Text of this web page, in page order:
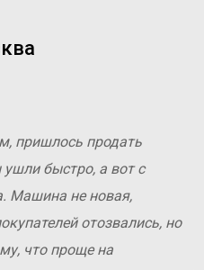
пришлось продать
быстро, а вот с
Машина не новая,
отозвались, но
что проще на